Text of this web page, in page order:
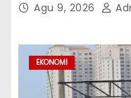
Agu 9, 2026
EKONOMI